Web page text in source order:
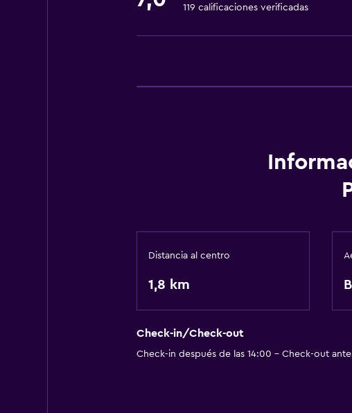
Restaurante
Sistema de entretenimiento
TV por cable o vía satélite
Secador de pelo
119 calificaciones verificadas
Distancia al centro
1,8 km
Check-in/Check-out
Check-in después de las 14:00 - Check-out